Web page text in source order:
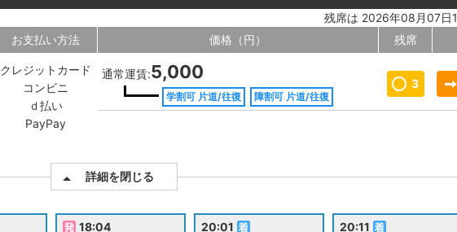
残席は 2026年08月07日
お支払い方法
クレジットカード
コンビニ
ｄ払い
PayPay
価格（円） 残席
通常運賃:5,000
学割可 片道/往復 障割可 片道/往復
3
詳細を閉じる
18:04 20:01 20:11